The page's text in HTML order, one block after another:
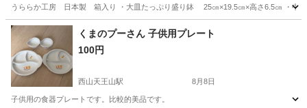
うららか工房 日本製 箱入り ・大皿たっぷり盛り鉢 25㎝×19.5㎝×高さ6.5㎝ ・中
京都 京都市 北山駅 食器 工房
くまのプーさん 子供用プレート
100円
西山天王山駅 8月8日
子供用の食器プレートです。比較的美品です。